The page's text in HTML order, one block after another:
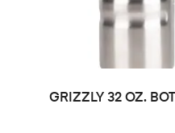
GRIZZLY 32 OZ.